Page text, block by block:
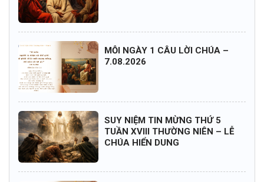
MỖI NGÀY 1 CÂU LỜI CHÚA –
7.08.2026
SUY NIỆM TIN MỪNG THỨ 5
TUẦN XVIII THƯỜNG NIÊN – LỄ
CHÚA HIỂN DUNG